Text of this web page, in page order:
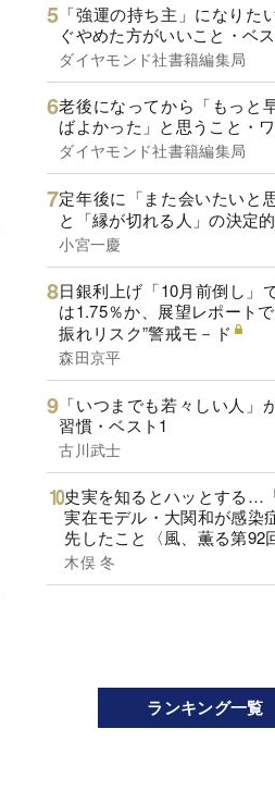
「強運の持ち主」になりた
ぐやめた方がいいこと・ベ
ダイヤモンド社書籍編集局
老後になってから「もっと
ばよかった」と思うこと・
ダイヤモンド社書籍編集局
定年後に「また会いたいと
と「縁が切れる人」の決定
小宮一慶
日銀利上げ「10月前倒し」
は1.75％か、展望レポート
振れリスク”警戒モ－ド
森田京平
「いつまでも若々しい人」
習慣・ベスト1
古川武士
史実を知るとハッとする…
実在モデル・大関和が感染
先したこと〈風、薫る第92
木俣 冬
ランキング一覧